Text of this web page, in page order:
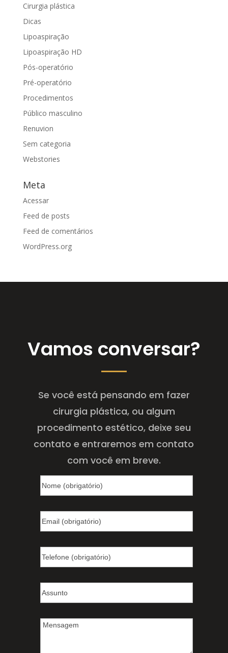
Cirurgia plástica
Dicas
Lipoaspiração
Lipoaspiração HD
Pós-operatório
Pré-operatório
Procedimentos
Público masculino
Renuvion
Sem categoria
Webstories
Meta
Acessar
Feed de posts
Feed de comentários
WordPress.org
Vamos conversar?
Se você está pensando em fazer
cirurgia plástica, ou algum
procedimento estético, deixe seu
contato e entraremos em contato
com você em breve.